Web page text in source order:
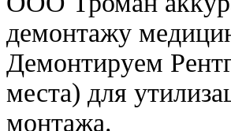
демонтажу
Демонтируем
места) для
монтажа.